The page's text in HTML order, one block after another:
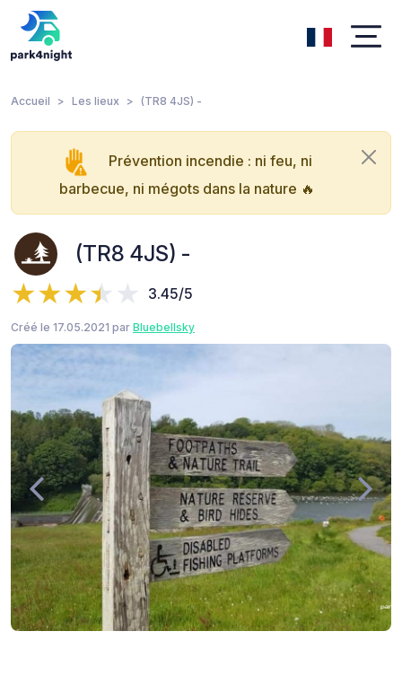
Accueil Les lieux (TR8 4JS) -
Prévention incendie : ni feu, ni
barbecue, ni mégots dans la nature 🔥
(TR8 4JS) -
3.45/5
Créé le 17.05.2021 par Bluebellsky